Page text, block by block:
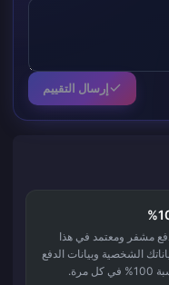
إرسال التقييم
مشفر ومعتمد في هذا
الشخصية وبيانات الدفع